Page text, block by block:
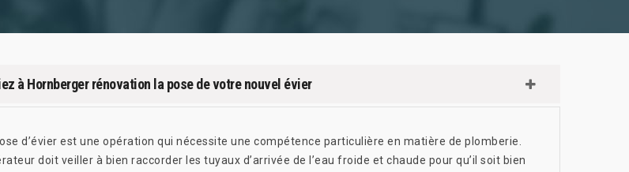
à Hornberger rénovation la pose de votre nouvel évier
d’évier est une opération qui nécessite une compétence particulière en matière de plomberie.
doit veiller à bien raccorder les tuyaux d’arrivée de l’eau froide et chaude pour qu’il soit bien